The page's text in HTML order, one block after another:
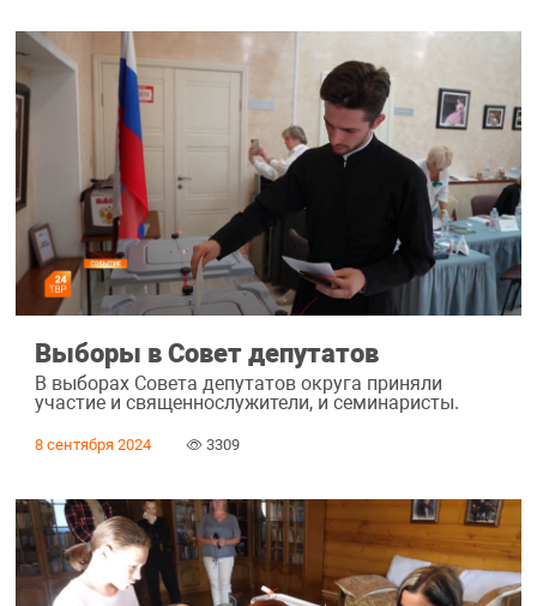
Выборы в Совет депутатов
В выборах Совета депутатов округа приняли
участие и священнослужители, и семинаристы.
8 сентября 2024 3309